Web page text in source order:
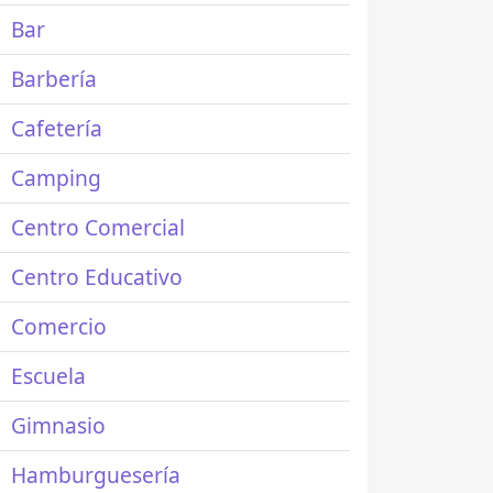
Bar
Barbería
Cafetería
Camping
Centro Comercial
Centro Educativo
Comercio
Escuela
Gimnasio
Hamburguesería